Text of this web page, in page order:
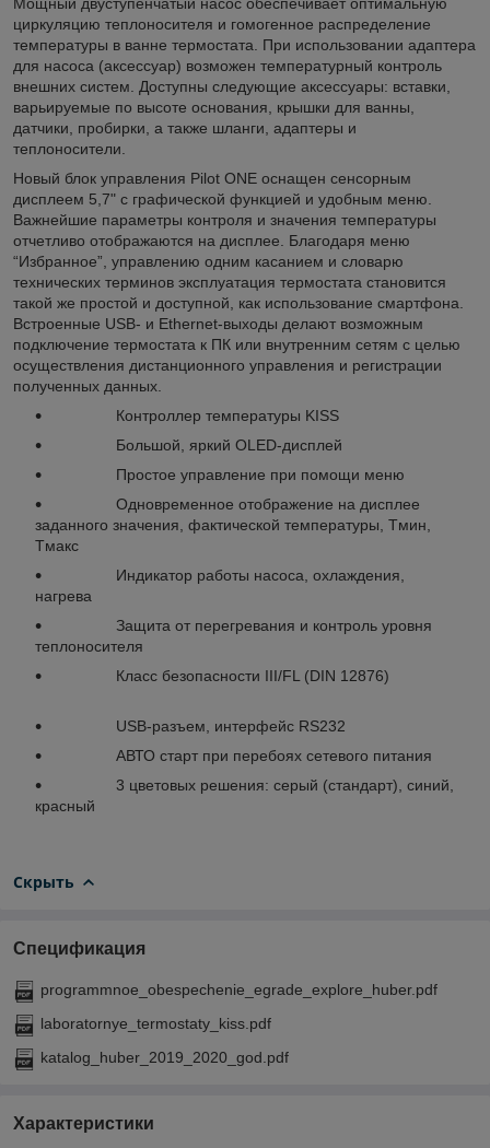
циркуляцию теплоносителя и гомогенное распределение
температуры в ванне термостата. При использовании адаптера
для насоса (аксессуар) возможен температурный контроль
внешних систем. Доступны следующие аксессуары: вставки,
варьируемые по высоте основания, крышки для ванны,
датчики, пробирки, а также шланги, адаптеры и
теплоносители.
Новый блок управления Pilot ONE оснащен сенсорным
дисплеем 5,7" с графической функцией и удобным меню.
Важнейшие параметры контроля и значения температуры
отчетливо отображаются на дисплее. Благодаря меню
“Избранное”, управлению одним касанием и словарю
технических терминов эксплуатация термостата становится
такой же простой и доступной, как использование смартфона.
Встроенные USB- и Ethernet-выходы делают возможным
подключение термостата к ПК или внутренним сетям с целью
осуществления дистанционного управления и регистрации
полученных данных.
Контроллер температуры KISS
Большой, яркий OLED-дисплей
Простое управление при помощи меню
Одновременное отображение на дисплее
заданного значения, фактической температуры, Tмин,
Tмакс
Индикатор работы насоса, охлаждения,
нагрева
Защита от перегревания и контроль уровня
теплоносителя
Класс безопасности III/FL (DIN 12876)
USB-разъем, интерфейс RS232
АВТО старт при перебоях сетевого питания
3 цветовых решения: серый (стандарт), синий,
красный
Скрыть
Спецификация
programmnoe_obespechenie_egrade_explore_huber.pdf
laboratornye_termostaty_kiss.pdf
katalog_huber_2019_2020_god.pdf
Характеристики